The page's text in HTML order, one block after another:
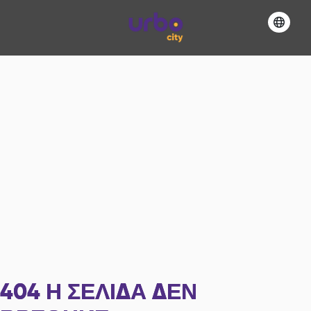
404 Η ΣΕΛΊΔΑ ΔΕΝ